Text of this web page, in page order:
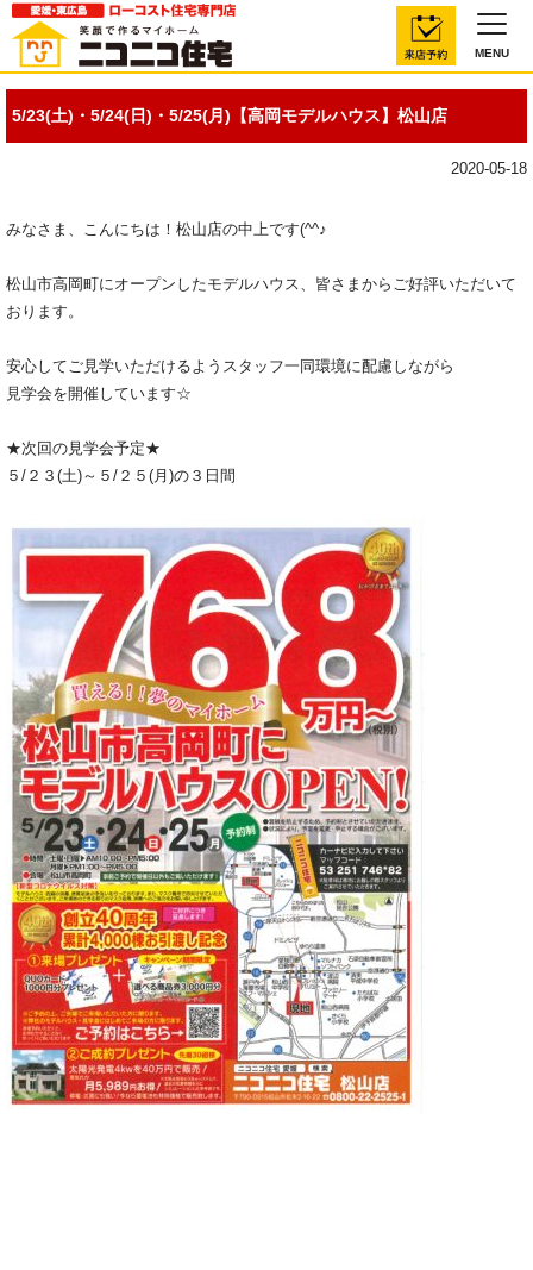
MENU
5/23(土)・5/24(日)・5/25(月)【高岡モデルハウス】松山店
2020-05-18
みなさま、こんにちは！松山店の中上です(^^♪
松山市高岡町にオープンしたモデルハウス、皆さまからご好評いただいて
おります。
安心してご見学いただけるようスタッフ一同環境に配慮しながら
見学会を開催しています☆
★次回の見学会予定★
５/２３(土)～５/２５(月)の３日間